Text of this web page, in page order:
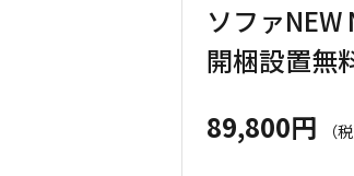
ソファNEW
開梱設置無
89,800円
（